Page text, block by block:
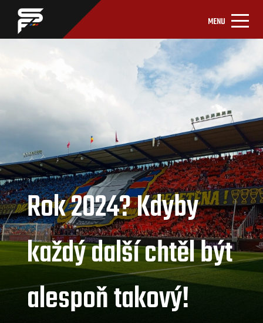
MENU
Rok 2024? Kdyby
každý další chtěl být
alespoň takový!